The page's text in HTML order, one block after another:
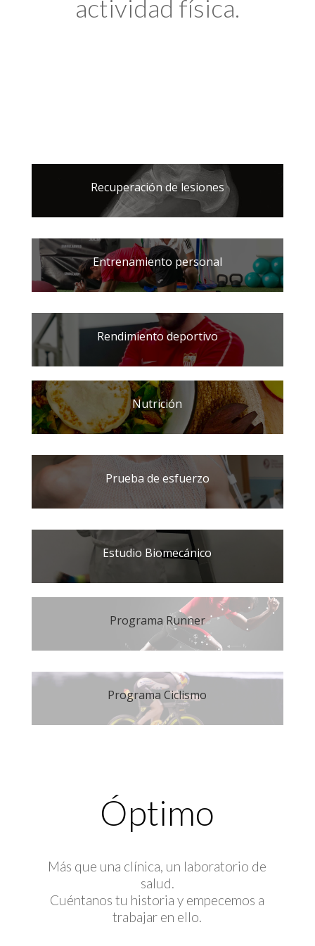
actividad física.
Recuperación de lesiones
Entrenamiento personal
Rendimiento deportivo
Nutrición
Prueba de esfuerzo
Estudio Biomecánico
Programa Runner
Programa Ciclismo
Óptimo
Más que una clínica, un laboratorio de
salud.
Cuéntanos tu historia y empecemos a
trabajar en ello.